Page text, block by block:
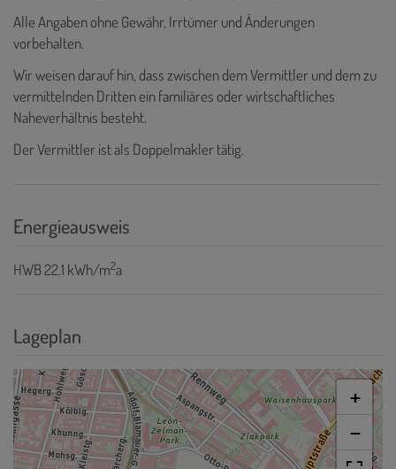
Alle Angaben ohne Gewähr, Irrtümer und Änderungen
vorbehalten.
Wir weisen darauf hin, dass zwischen dem Vermittler und dem zu
vermittelnden Dritten ein familiäres oder wirtschaftliches
Naheverhältnis besteht.
Der Vermittler ist als Doppelmakler tätig.
Energieausweis
HWB22.1 kWh/m2a
Lageplan
+
−